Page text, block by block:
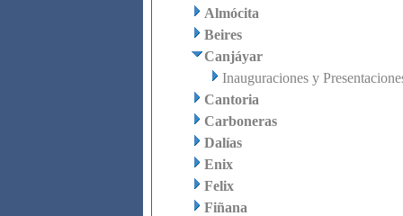
Almócita
Beires
Canjáyar
Inauguraciones y
Cantoria
Carboneras
Dalías
Enix
Felix
Fiñana